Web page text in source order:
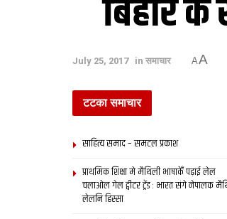
बिहार
July 25, 2017 in समाचार AA
टटका समाचार
साहित्य समाद – समटल प्रकाश
प्राथमिक शि‍क्षा मे मैथि‍ली भाषाकेँ पढ़ाई लेल
चलाओल गेल ट्वीटर ट्रेंड : भारत संगे नेपालक
लेलनि हिस्सा